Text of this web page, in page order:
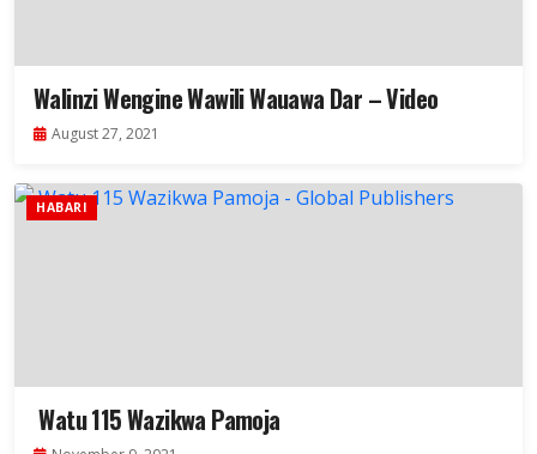
Walinzi Wengine Wawili Wauawa Dar – Video
August 27, 2021
HABARI
Watu 115 Wazikwa Pamoja